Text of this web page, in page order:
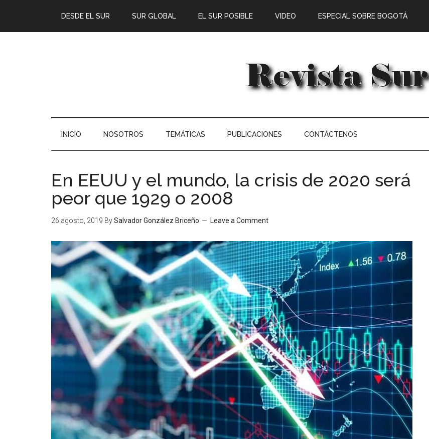
DESDE EL SUR SUR GLOBAL EL SUR POSIBLE VIDEO ESPECIAL SOBRE BOGOTÁ
INICIO NOSOTROS TEMÁTICAS PUBLICACIONES CONTÁCTENOS
En EEUU y el mundo, la crisis de 2020 será
peor que 1929 o 2008
26 agosto, 2019 BySalvador González Briceño Leave a Comment